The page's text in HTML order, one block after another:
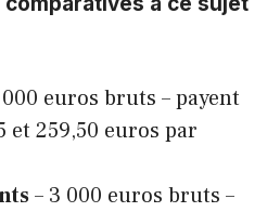
000 euros bruts – payent
et 259,50 euros par
– 3 000 euros bruts –